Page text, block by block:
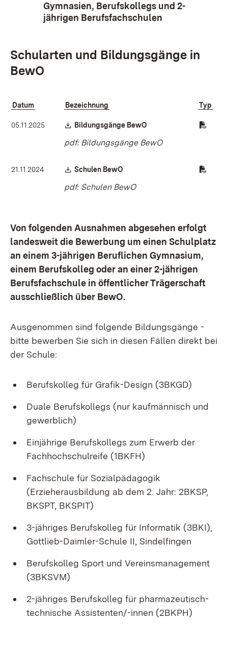
Gymnasien, Berufskollegs und 2-
jährigen Berufsfachschulen
Schularten und Bildungsgänge in
BewO
Datum Bezeichnung Typ
05.11.2025 Download:
Bildungsgänge BewO (Öffnet in neuem
pdf: Bildungsgänge BewO
21.11.2024 Download:
Schulen BewO (Öffnet in neuem Fenster)
pdf: Schulen BewO
Von folgenden Ausnahmen abgesehen erfolgt
landesweit die Bewerbung um einen Schulplatz
an einem 3-jährigen Beruflichen Gymnasium,
einem Berufskolleg oder an einer 2-jährigen
Berufsfachschule in öffentlicher Trägerschaft
ausschließlich über BewO.
Ausgenommen sind folgende Bildungsgänge -
bitte bewerben Sie sich in diesen Fällen direkt bei
der Schule:
Berufskolleg für Grafik-Design (3BKGD)
Duale Berufskollegs (nur kaufmännisch und
gewerblich)
Einjährige Berufskollegs zum Erwerb der
Fachhochschulreife (1BKFH)
Fachschule für Sozialpädagogik
(Erzieherausbildung ab dem 2. Jahr: 2BKSP,
BKSPT, BKSPIT)
3-jähriges Berufskolleg für Informatik (3BKI),
Gottlieb-Daimler-Schule II, Sindelfingen
Berufskolleg Sport und Vereinsmanagement
(3BKSVM)
2-jähriges Berufskolleg für pharmazeutisch-
technische Assistenten/-innen (2BKPH)